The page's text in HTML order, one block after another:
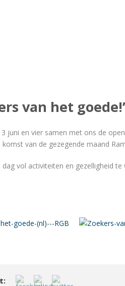
van het
juni en vier samen met ons de
komst van de gezegende maand
vol activiteiten en gezelligheid